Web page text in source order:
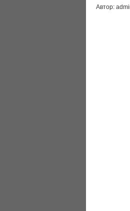
Автор: